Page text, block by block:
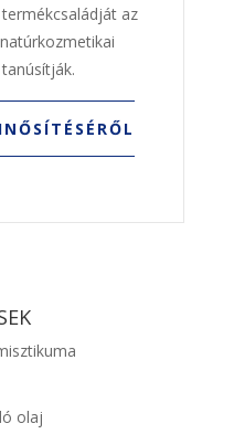
az
olaj